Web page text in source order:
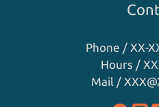
Phone / XX-
Hours /
Mail /